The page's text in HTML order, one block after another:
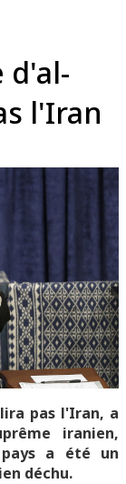
d'al-
l'Iran
pas l'Iran, a
iranien,
a été un
déchu.